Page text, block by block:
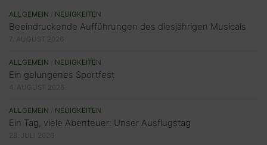
ALLGEMEIN NEUIGKEITEN
Beeindruckende Aufführungen des diesjährigen Musicals
ALLGEMEIN NEUIGKEITEN
Ein gelungenes Sportfest
ALLGEMEIN NEUIGKEITEN
Ein Tag, viele Abenteuer: Unser Ausflugstag